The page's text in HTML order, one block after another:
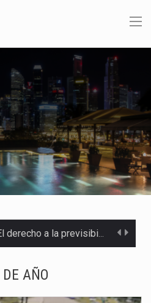
El derecho a la previsibilidad de los horarios de trabajo en turnos rotativos podría ser…
DE AÑO